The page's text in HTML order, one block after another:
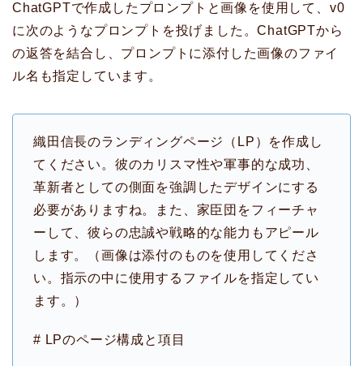
ChatGPTで作成したプロンプトと画像を使用して、v0
に次のようなプロンプトを投げました。ChatGPTから
の返答を結合し、プロンプトに添付した画像のファイ
ル名も指定しています。
織田信長のランディングページ（LP）を作成し
てください。彼のカリスマ性や軍事的な成功、
革新者としての側面を強調したデザインにする
必要がありますね。また、家臣団をフィーチャ
ーして、彼らの忠誠や戦略的な能力もアピール
します。（画像は添付のものを使用してくださ
い。指示の中に使用するファイルを指定してい
ます。）
# LPのページ構成と項目